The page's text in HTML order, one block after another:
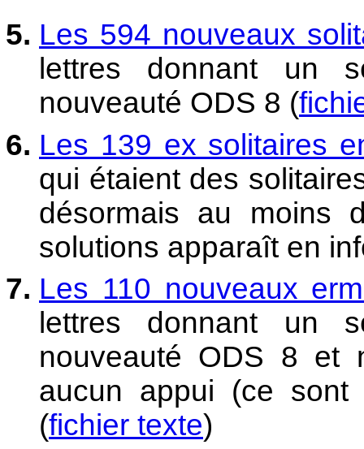
Les 594 nouveaux
lettres donnant un
nouveauté ODS 8 (
Les 139 ex solitaires
qui étaient des
désormais au moins
solutions apparaît en
Les 110 nouveaux
lettres donnant un
nouveauté ODS 8 et
aucun appui (ce
(fichier texte)